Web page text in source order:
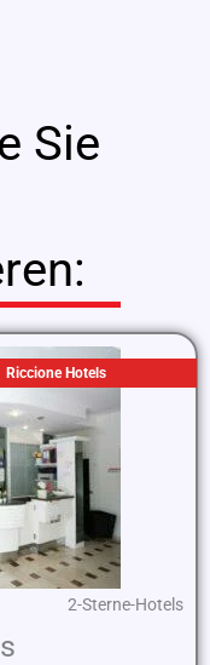
Sie
Riccione Hotels
2-Sterne-Hotels